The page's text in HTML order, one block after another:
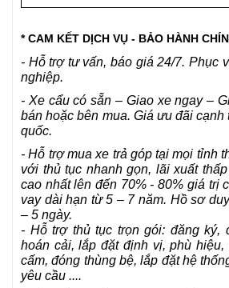
* CAM KẾT DỊCH VỤ - BẢO HÀNH
- Hỗ trợ tư vấn, báo giá 24/7. Phục
nghiệp.
- Xe cẩu có sẵn – Giao xe ngay –
bán hoặc bên mua. Giá ưu đãi cạnh
quốc.
- Hỗ trợ mua xe trả góp tại mọi tỉnh
với thủ tục nhanh gọn, lãi xuất
cao nhất lên đến 70% - 80% giá trị
vay dài hạn từ 5 – 7 năm. Hồ sơ
– 5 ngày.
- Hỗ trợ thủ tục trọn gói: đăng ký,
hoán cải, lắp đặt định vị, phù
cấm, đóng thùng bệ, lắp đặt hệ
yêu cầu ....